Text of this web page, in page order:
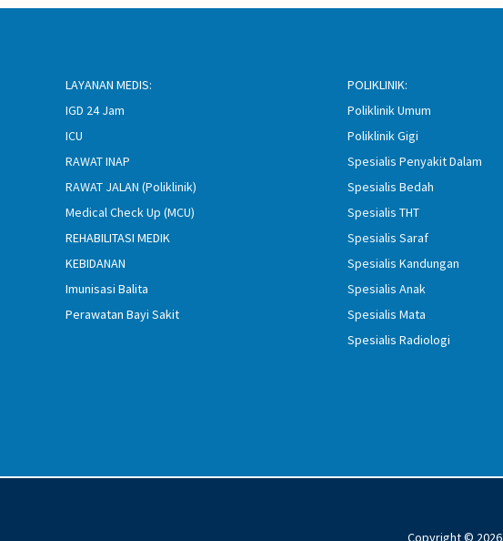
LAYANAN MEDIS:
IGD 24 Jam
ICU
RAWAT INAP
RAWAT JALAN (Poliklinik)
Medical Check Up (MCU)
REHABILITASI MEDIK
KEBIDANAN
Imunisasi Balita
Perawatan Bayi Sakit
POLIKLINIK:
Poliklinik Umum
Poliklinik Gigi
Spesialis Penyakit Dalam
Spesialis Bedah
Spesialis THT
Spesialis Saraf
Spesialis Kandungan
Spesialis Anak
Spesialis Mata
Spesialis Radiologi
Copyright © 2026